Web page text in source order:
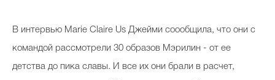
Хит недели от визажиста
В интервью Marie Claire Us Джейми соообщила, что они с
командой рассмотрели 30 образов Мэрилин - от ее
детства до пика славы. И все их они брали в расчет,